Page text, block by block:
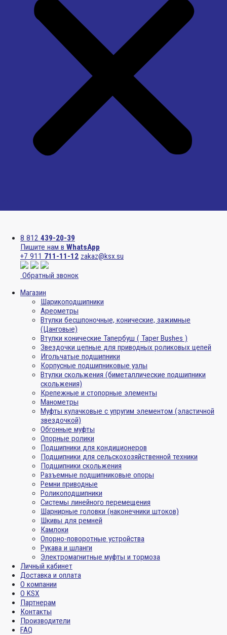
8 812 439-20-39
Пишите нам в WhatsApp
+7 911 711-11-12 zakaz@ksx.su
Обратный звонок
Магазин
Шарикоподшипники
Ареометры
Втулки бесшпоночные, конические, зажимные
(Цанговые)
Втулки конические Тапербуш ( Taper Bushes )
Звездочки цепные для приводных роликовых цепей
Игольчатые подшипники
Корпусные подшипниковые узлы
Втулки скольжения (биметаллические подшипники
скольжения)
Крепежные и стопорные элементы
Манометры
Муфты кулачковые с упругим элементом (эластичной
звездочкой)
Обгонные муфты
Опорные ролики
Подшипники для кондиционеров
Подшипники для сельскохозяйственной техники
Подшипники скольжения
Разъемные подшипниковые опоры
Ремни приводные
Роликоподшипники
Системы линейного перемещения
Шарнирные головки (наконечники штоков)
Шкивы для ремней
Камлоки
Опорно-поворотные устройства
Рукава и шланги
Электромагнитные муфты и тормоза
Личный кабинет
Доставка и оплата
О компании
О KSX
Партнерам
Контакты
Производители
FAQ